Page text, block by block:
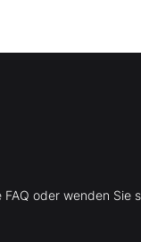
oder wenden Sie